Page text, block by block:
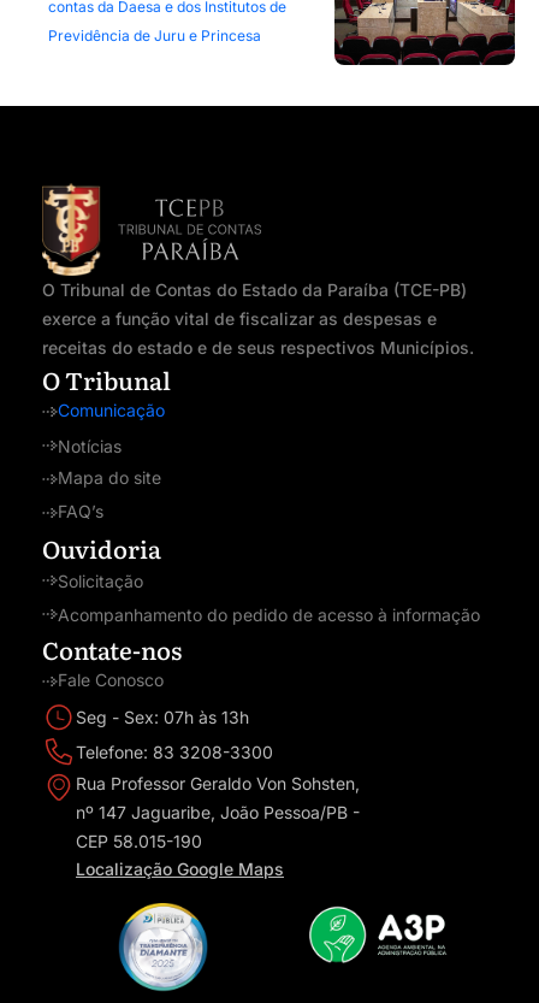
contas da Daesa e dos Institutos de
Previdência de Juru e Princesa
O Tribunal de Contas do Estado da Paraíba (TCE-PB)
exerce a função vital de fiscalizar as despesas e
receitas do estado e de seus respectivos Municípios.
O Tribunal
Comunicação
Notícias
Mapa do site
FAQ’s
Ouvidoria
Solicitação
Acompanhamento do pedido de acesso à informação
Contate-nos
Fale Conosco
Seg - Sex: 07h às 13h
Telefone: 83 3208-3300
Rua Professor Geraldo Von Sohsten,
nº 147 Jaguaribe, João Pessoa/PB -
CEP 58.015-190
Localização Google Maps